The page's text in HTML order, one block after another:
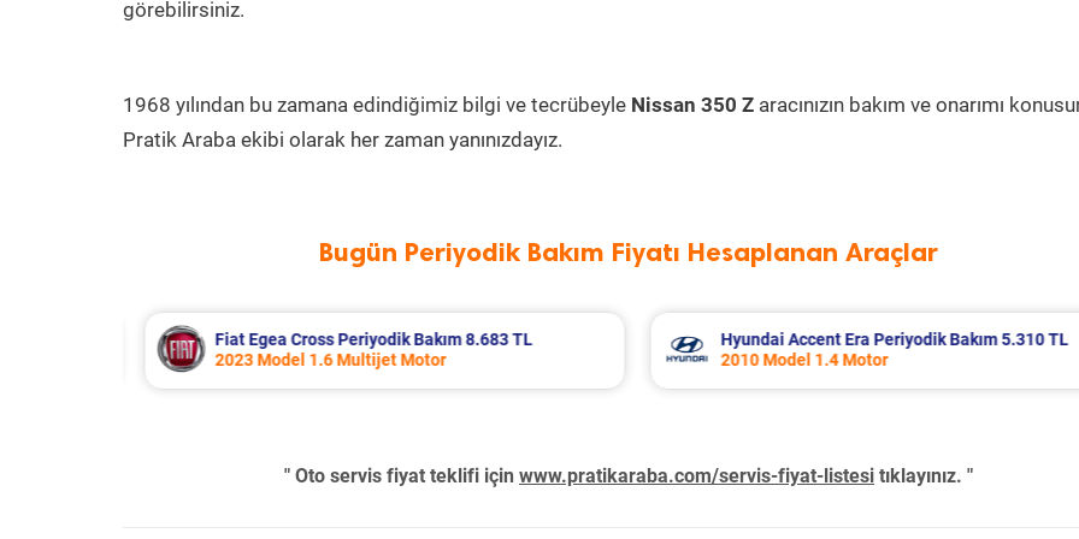
görebilirsiniz.
1968 yılından bu zamana edindiğimiz bilgi ve tecrübeyle Nissan 350 Z aracınızın bakım ve onarımı
Pratik Araba ekibi olarak her zaman yanınızdayız.
Bugün Periyodik Bakım Fiyatı Hesaplanan Araçlar
Hyundai Accent Era Periyodik Bakım 5.310 TL
2010 Model 1.4 Motor
Nissan Micra Periyodik Bakım 6.399 TL
2019 Model 1.2 Motor
" Oto servis fiyat teklifi için www.pratikaraba.com/servis-fiyat-listesi tıklayınız. "